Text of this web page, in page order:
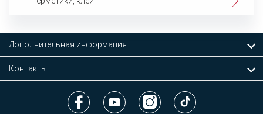
Дополнительная информация
Контакты